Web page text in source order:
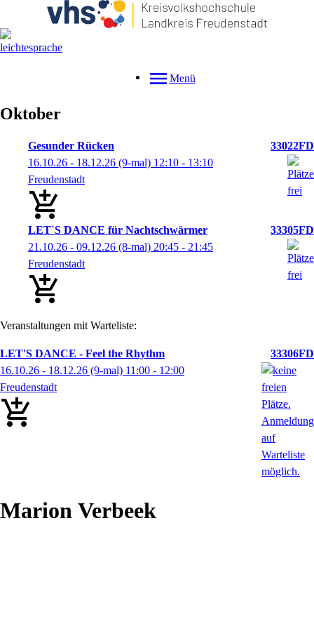
Menü
Oktober
Gesunder Rücken
33022FD
16.10.26 - 18.12.26 (9-mal) 12:10 - 13:10
Freudenstadt
LET`S DANCE für Nachtschwärmer
33305FD
21.10.26 - 09.12.26 (8-mal) 20:45 - 21:45
Freudenstadt
Veranstaltungen mit Warteliste:
LET'S DANCE - Feel the Rhythm
33306FD
16.10.26 - 18.12.26 (9-mal) 11:00 - 12:00
Freudenstadt
Marion Verbeek